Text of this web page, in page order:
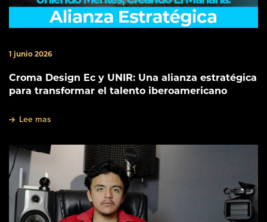
1 junio 2026
Croma Design Ec y UNIR: Una alianza estratégica
para transformar el talento iberoamericano
Lee mas